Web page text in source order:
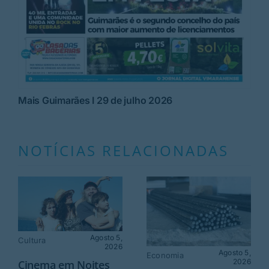
Mais Guimarães I 29 de julho 2026
NOTÍCIAS RELACIONADAS
Cultura
Agosto 5,
2026
Cinema em Noites
Economia
Agosto 5,
2026